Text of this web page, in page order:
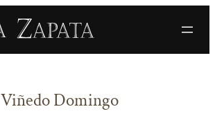
Viñedo Domingo